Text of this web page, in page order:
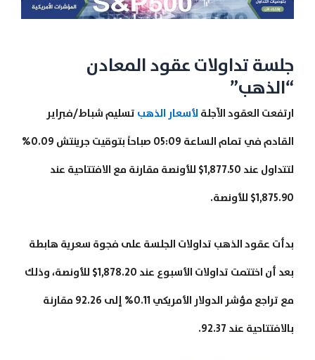
جلسة تداولات عقود المعادن
“الذهب”
ارتفعت العقود الآجلة لأسعار الذهب تسليم شباط/فبراير
القادم في تمام الساعة 05:09 صباحاً بتوقيت جرينتش 0.09%
لتتداول عند 1,877.50$ للأونصة مقارنة مع الافتتاحية عند
1,875.90$ للأونصة.
بدأت عقود الذهب تداولات الجلسة على فجوة سعرية هابطة
بعد أن اختتمت تداولات الأسبوع عند 1,878.20$ للأونصة، وذلك
مع تراجع مؤشر الدولار الأمريكي 0.11% إلى 92.26 مقارنة
بالافتتاحية عند 92.37.